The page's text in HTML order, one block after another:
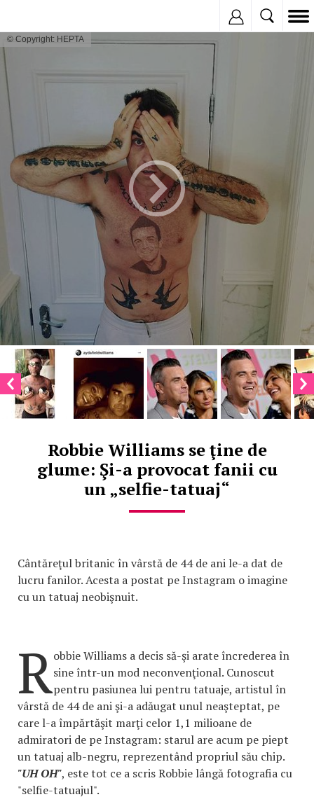
© Copyright: HEPTA
Robbie Williams se ţine de
glume: Şi-a provocat fanii cu
un „selfie-tatuaj“
Cântăreţul britanic în vârstă de 44 de ani le-a dat de
lucru fanilor. Acesta a postat pe Instagram o imagine
cu un tatuaj neobişnuit.
Robbie Williams a decis să-şi arate încrederea în
sine într-un mod neconvenţional. Cunoscut
pentru pasiunea lui pentru tatuaje, artistul în
vârstă de 44 de ani şi-a adăugat unul neaşteptat, pe
care l-a împărtăşit marţi celor 1,1 milioane de
admiratori de pe Instagram: starul are acum pe piept
un tatuaj alb-negru, reprezentând propriul său chip.
"UH OH", este tot ce a scris Robbie lângă fotografia cu
"selfie-tatuajul".